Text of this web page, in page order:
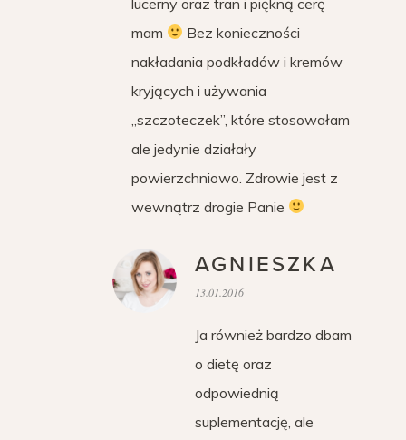
mam
Bez konieczności
nakładania podkładów i kremów
kryjących i używania
„szczoteczek”, które stosowałam
ale jedynie działały
powierzchniowo. Zdrowie jest z
wewnątrz drogie Panie
AGNIESZKA
13.01.2016
Ja również bardzo dbam
o dietę oraz
odpowiednią
suplementację, ale